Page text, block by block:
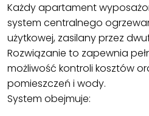
Każdy apartament
system centralnego
użytkowej, zasilany przez
Rozwiązanie to zapewnia
możliwość kontroli kosztów
pomieszczeń i wody.
System obejmuje: